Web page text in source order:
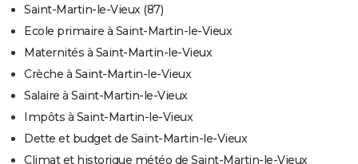
Saint-Martin-le-Vieux (87)
Ecole primaire à Saint-Martin-le-Vieux
Maternités à Saint-Martin-le-Vieux
Crèche à Saint-Martin-le-Vieux
Salaire à Saint-Martin-le-Vieux
Impôts à Saint-Martin-le-Vieux
Dette et budget de Saint-Martin-le-Vieux
Climat et historique météo de Saint-Martin-le-Vieux